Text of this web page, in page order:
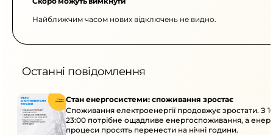
Найближчим часом нових відключень не видно.
Останні повідомлення
Стан енергосистеми: споживання зростає
Споживання електроенергії продовжує зростати. З
23:00 потрібне ощадливе енергоспоживання, а
процеси просять перенести на нічні години.